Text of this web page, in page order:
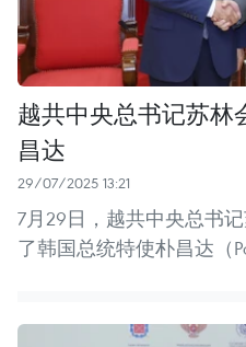
越共中央总书记苏林
昌达
29/07/2025 13:21
7月29日，越共中央总书
了韩国总统特使朴昌达（